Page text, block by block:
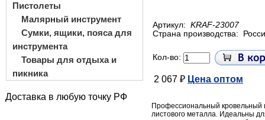
Пистолеты
Малярный инструмент
Сумки, ящики, пояса для
инструмента
Товары для отдыха и
пикника
Доставка в любую точку РФ
Артикул: KRAF-23007
Страна производства:
Кол-во:
2 067 ₽ Цена оптом
Профессиональный кровельный
листового металла. Идеальны